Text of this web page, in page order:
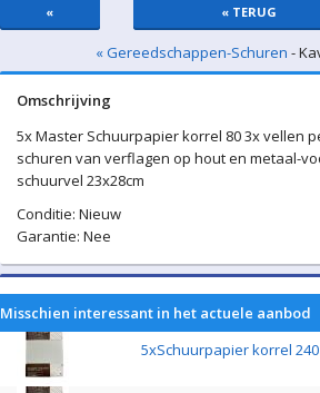
« « TERUG
« Gereedschappen-Schuren -
Omschrijving
5x Master Schuurpapier korrel 80 3x vellen
schuren van verflagen op hout en metaal-
schuurvel 23x28cm
Conditie: Nieuw
Garantie: Nee
Misschien interessant in het actuele aanbod
5xSchuurpapier korrel 240